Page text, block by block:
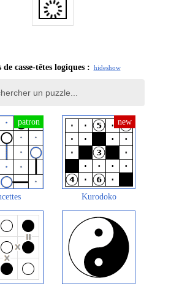
de casse-têtes logiques : hideshow
Kurodoko